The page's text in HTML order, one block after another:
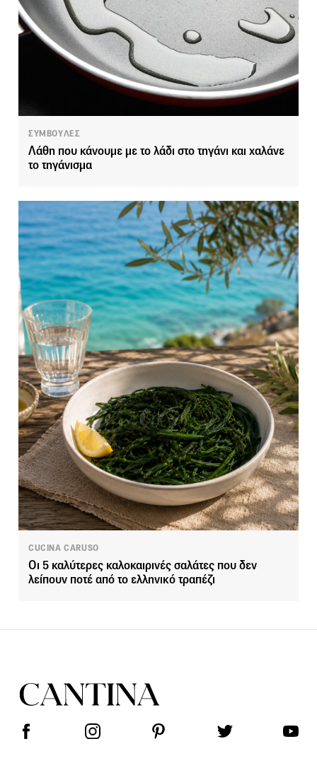
ΣΥΜΒΟΥΛΕΣ
Λάθη που κάνουμε με το λάδι στο τηγάνι και χαλάνε
το τηγάνισμα
CUCINA CARUSO
Οι 5 καλύτερες καλοκαιρινές σαλάτες που δεν
λείπουν ποτέ από το ελληνικό τραπέζι